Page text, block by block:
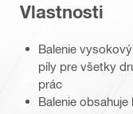
Vlastnosti
Balenie
píly pre všetky
prác
Balenie